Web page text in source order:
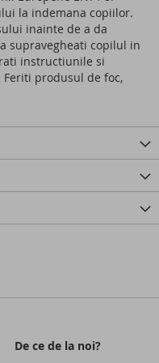
la indemana copiilor.
inainte de a da
supravegheati copilul in
instructiunile si
produsul de foc,
De ce de la noi?